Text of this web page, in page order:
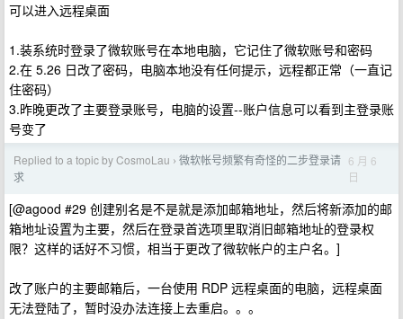
可以进入远程桌面
1.装系统时登录了微软账号在本地电脑，它记住了微软账号和密码
2.在 5.26 日改了密码，电脑本地没有任何提示，远程都正常（一直记
住密码）
3.昨晚更改了主要登录账号，电脑的设置--账户信息可以看到主登录账
号变了
Replied to a topic by CosmoLau › 微软帐号频繁有奇怪的二步登录请
求
6 月 6
日
[@agood #29 创建别名是不是就是添加邮箱地址，然后将新添加的邮
箱地址设置为主要，然后在登录首选项里取消旧邮箱地址的登录权
限？这样的话好不习惯，相当于更改了微软帐户的主户名。]
改了账户的主要邮箱后，一台使用 RDP 远程桌面的电脑，远程桌面
无法登陆了，暂时没办法连接上去重启。。。